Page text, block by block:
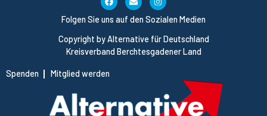
Copyright by Alternative für Deutschland
Kreisverband Berchtesgadener Land
Spenden Mitglied werden
Folgen Sie uns auf den Sozialen Medien